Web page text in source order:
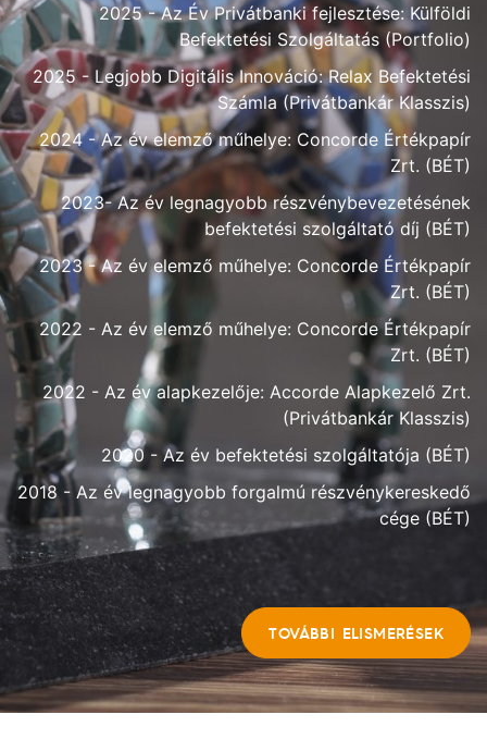
2025 - Az Év Privátbanki fejlesztése: Külföldi
Befektetési Szolgáltatás (Portfolio)
2025 - Legjobb Digitális Innováció: Relax Befektetési
Számla (Privátbankár Klasszis)
2024 - Az év elemző műhelye: Concorde Értékpapír
Zrt. (BÉT)
2023- Az év legnagyobb részvénybevezetésének
befektetési szolgáltató díj (BÉT)
2023 - Az év elemző műhelye: Concorde Értékpapír
Zrt. (BÉT)
2022 - Az év elemző műhelye: Concorde Értékpapír
Zrt. (BÉT)
2022 - Az év alapkezelője: Accorde Alapkezelő Zrt.
(Privátbankár Klasszis)
2020 - Az év befektetési szolgáltatója (BÉT)
2018 - Az év legnagyobb forgalmú részvénykereskedő
cége (BÉT)
TOVÁBBI ELISMERÉSEK